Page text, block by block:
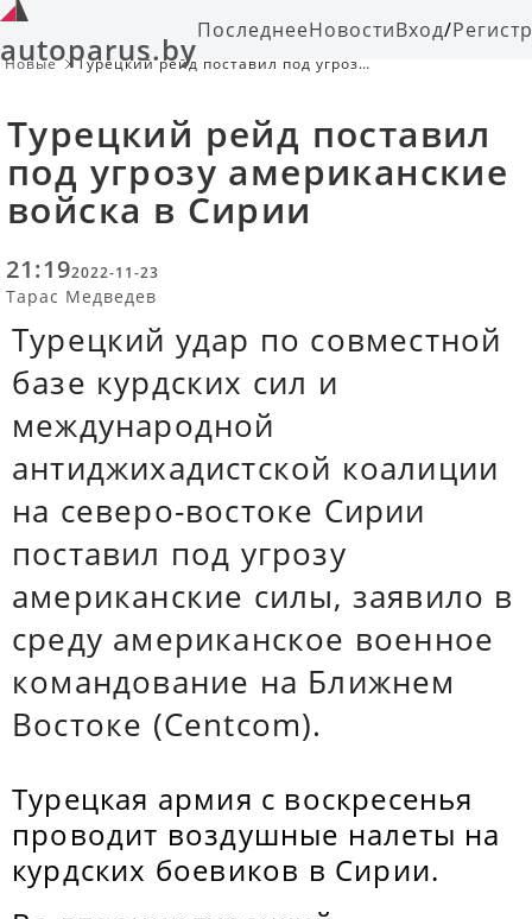
autoparus.byПоследнееНовостиВход/
Новые
Турецкий рейд поставил под угрозу
Турецкий рейд поставил
под угрозу американские
войска в Сирии
21:192022-11-23
Тарас Медведев
Турецкий удар по совместной
базе курдских сил и
международной
антиджихадистской коалиции
на северо-востоке Сирии
поставил под угрозу
американские силы, заявило в
среду американское военное
командование на Ближнем
Востоке (Centcom).
Турецкая армия с воскресенья
проводит воздушные налеты на
курдских боевиков в Сирии.